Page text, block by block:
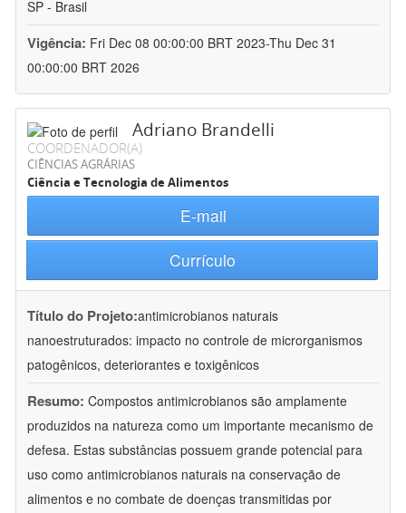
SP - Brasil
Vigência: Fri Dec 08 00:00:00 BRT 2023-Thu Dec 31
00:00:00 BRT 2026
Adriano Brandelli
COORDENADOR(A)
CIÊNCIAS AGRÁRIAS
Ciência e Tecnologia de Alimentos
E-mail
Currículo
Título do Projeto:antimicrobianos naturais
nanoestruturados: impacto no controle de microrganismos
patogênicos, deteriorantes e toxigênicos
Resumo: Compostos antimicrobianos são amplamente
produzidos na natureza como um importante mecanismo de
defesa. Estas substâncias possuem grande potencial para
uso como antimicrobianos naturais na conservação de
alimentos e no combate de doenças transmitidas por